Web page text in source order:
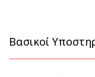
Βασικοί